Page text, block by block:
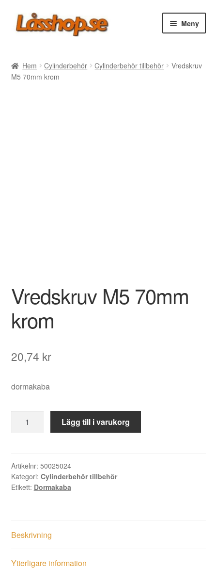
Hoppa
till
Hoppa
till
Meny
Rea
Hem Cylinderbehör Cylinderbehör tillbehör
Vredskruv
M5 70mm krom
Vredskruv M5 70mm
krom
20,74 kr
dormakaba
mängd
Lägg till i varukorg
Artikelnr: 50025024
Kategori: Cylinderbehör tillbehör
Etikett: Dormakaba
Beskrivning
Ytterligare information